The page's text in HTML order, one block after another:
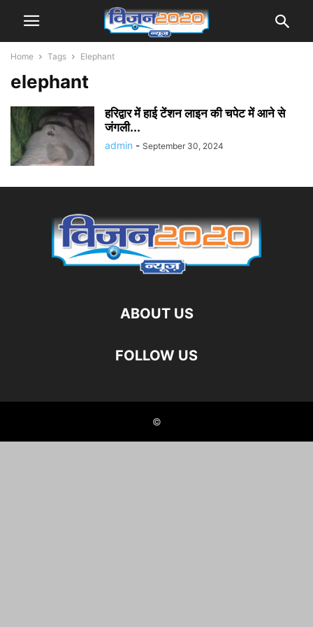
Home Tags Elephant
elephant
हरिद्वार में हाई टेंशन लाइन की चपेट में आने से
जंगली...
admin - September 30, 2024
ABOUT US
FOLLOW US
©